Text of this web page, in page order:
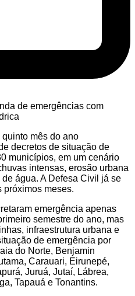
mês do ano
decretos de situação de
municípios, em um cenário
intensas, erosão urbana
água. A Defesa Civil já se
próximos meses.
emergência apenas
semestre do ano, mas
infraestrutura urbana e
de emergência por
do Norte, Benjamin
Carauari, Eirunepé,
Juruá, Jutaí, Lábrea,
Tapauá e Tonantins.